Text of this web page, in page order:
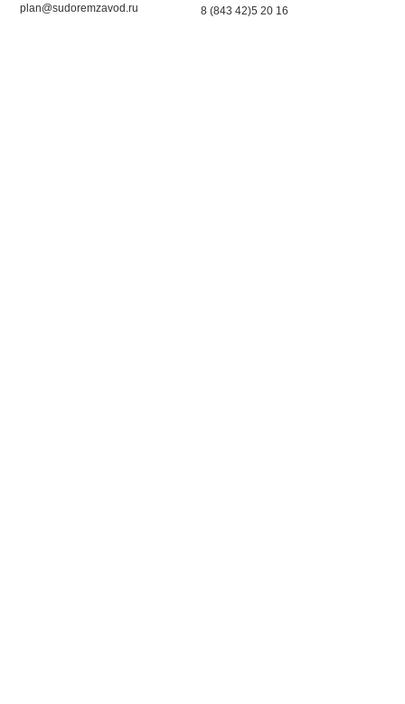
plan@sudoremzavod.ru 8 (843 42)5 20 16